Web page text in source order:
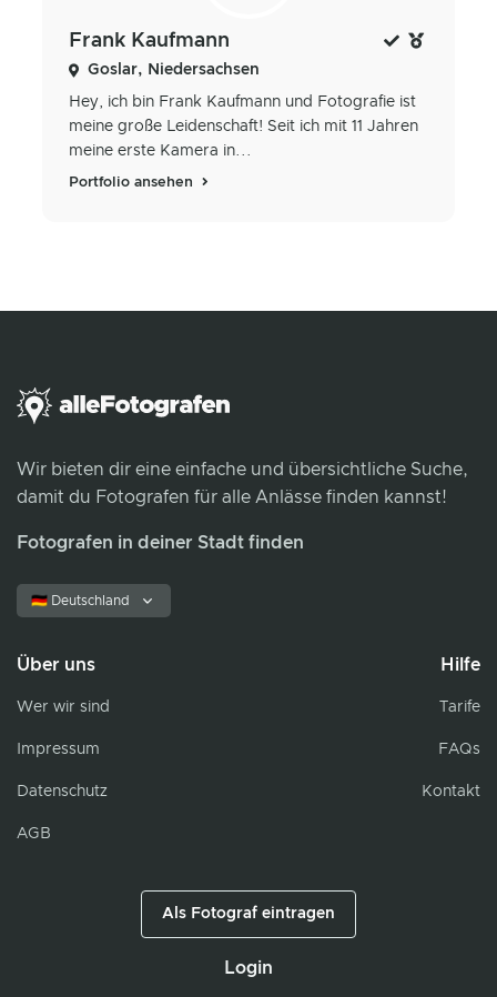
Frank Kaufmann
Goslar, Niedersachsen
Hey, ich bin Frank Kaufmann und Fotografie ist
meine große Leidenschaft! Seit ich mit 11 Jahren
meine erste Kamera in...
Portfolio ansehen
Wir bieten dir eine einfache und übersichtliche Suche,
damit du Fotografen für alle Anlässe finden kannst!
Fotografen in deiner Stadt finden
🇩🇪 Deutschland
Über uns
Wer wir sind
Impressum
Datenschutz
AGB
Hilfe
Tarife
FAQs
Kontakt
Als Fotograf eintragen
Login